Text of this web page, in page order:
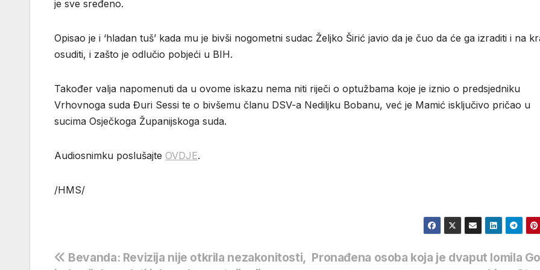
je sve sređeno.
Opisao je i ‘hladan tuš’ kada mu je bivši nogometni sudac Željko Širić javio da je čuo da će ga izraditi i na
osuditi, i zašto je odlučio pobjeći u BIH.
Također valja napomenuti da u ovome iskazu nema niti riječi o optužbama koje je iznio o predsjedniku
Vrhovnoga suda Đuri Sessi te o bivšemu članu DSV-a Nediljku Bobanu, već je Mamić isključivo pričao u
sucima Osječkoga Županijskoga suda.
Audiosnimku poslušajte OVDJE.
/HMS/
Navigacija
Pronađena osoba koja je dvaput lomila
Bevanda: Revizija nije otkrila nezakonitosti,